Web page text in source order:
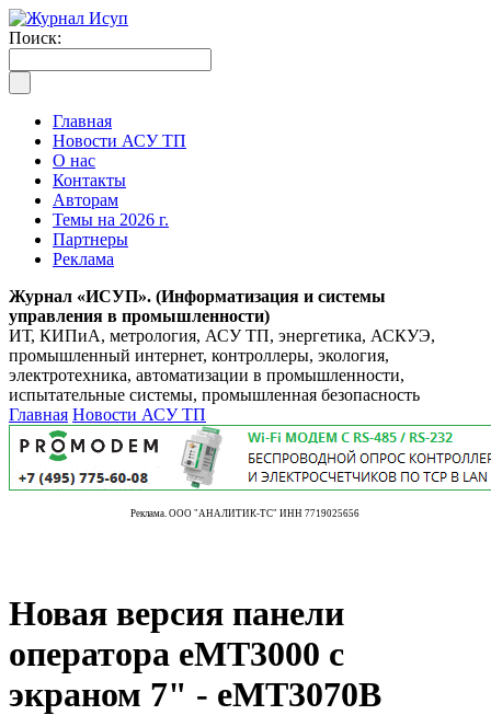
Поиск:
Главная
Новости АСУ ТП
О нас
Контакты
Авторам
Темы на 2026 г.
Партнеры
Реклама
Журнал «ИСУП». (Информатизация и системы
управления в промышленности)
ИТ, КИПиА, метрология, АСУ ТП, энергетика, АСКУЭ,
промышленный интернет, контроллеры, экология,
электротехника, автоматизации в промышленности,
испытательные системы, промышленная безопасность
Главная Новости АСУ ТП
Реклама. ООО "АНАЛИТИК-ТС" ИНН 7719025656
Новая версия панели
оператора eMT3000 с
экраном 7" - eMT3070B